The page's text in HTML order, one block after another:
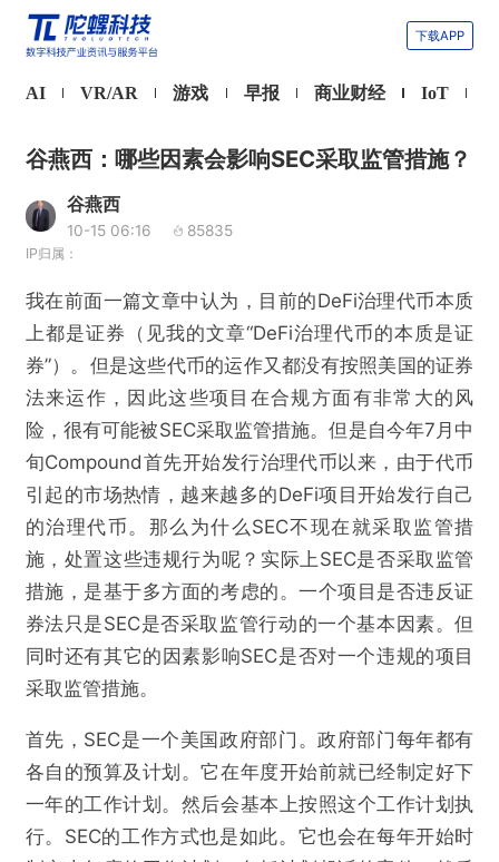
下载APP
AI VR/AR 游戏 早报 商业财经 IoT
谷燕西：哪些因素会影响SEC采取监管措施？
谷燕西
10-15 06:16 85835
IP归属：
我在前面一篇文章中认为，目前的DeFi治理代币本质
上都是证券（见我的文章“DeFi治理代币的本质是证
券”）。但是这些代币的运作又都没有按照美国的证券
法来运作，因此这些项目在合规方面有非常大的风
险，很有可能被SEC采取监管措施。但是自今年7月中
旬Compound首先开始发行治理代币以来，由于代币
引起的市场热情，越来越多的DeFi项目开始发行自己
的治理代币。那么为什么SEC不现在就采取监管措
施，处置这些违规行为呢？实际上SEC是否采取监管
措施，是基于多方面的考虑的。一个项目是否违反证
券法只是SEC是否采取监管行动的一个基本因素。但
同时还有其它的因素影响SEC是否对一个违规的项目
采取监管措施。
首先，SEC是一个美国政府部门。政府部门每年都有
各自的预算及计划。它在年度开始前就已经制定好下
一年的工作计划。然后会基本上按照这个工作计划执
行。SEC的工作方式也是如此。它也会在每年开始时